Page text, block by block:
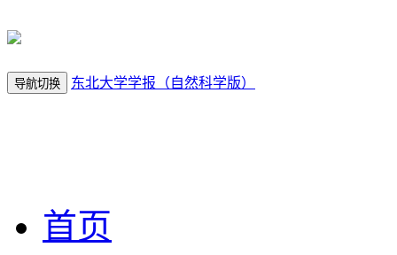
导航切换 东北大学学报（自然科学版）
首页